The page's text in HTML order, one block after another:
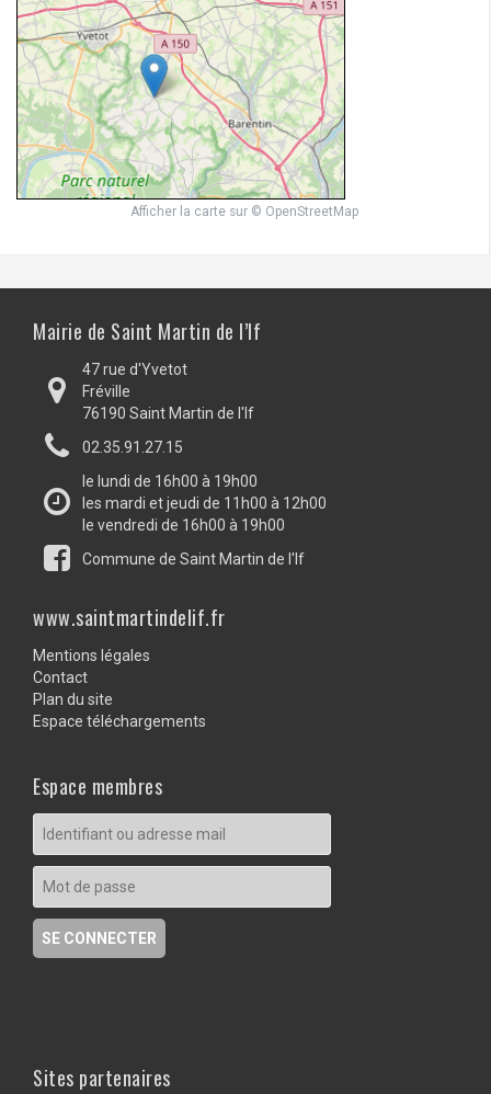
Afficher la carte sur © OpenStreetMap
Mairie de Saint Martin de l’If
47 rue d'Yvetot
Fréville
76190 Saint Martin de l'If
02.35.91.27.15
le lundi de 16h00 à 19h00
les mardi et jeudi de 11h00 à 12h00
le vendredi de 16h00 à 19h00
Commune de Saint Martin de l'If
www.saintmartindelif.fr
Mentions légales
Contact
Plan du site
Espace téléchargements
Espace membres
Sites partenaires